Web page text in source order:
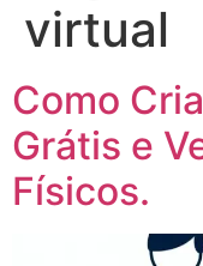
virtual
Como
Grátis e
Físicos.